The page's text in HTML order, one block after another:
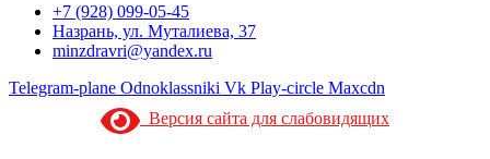
+7 (928) 099-05-45
Назрань, ул. Муталиева, 37
minzdravri@yandex.ru
Telegram-plane Odnoklassniki Vk Play-circle Maxcdn
Версия сайта для слабовидящих